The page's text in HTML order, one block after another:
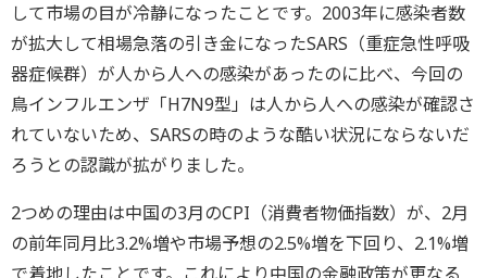
して市場の目が冷静になったことです。2003年に感染者数
が拡大して相場急落の引き金になったSARS（重症急性呼吸
器症候群）が人から人への感染があったのに比べ、今回の
鳥インフルエンザ「H7N9型」は人から人への感染が確認さ
れていないため、SARSの時のような酷い状況にならないだ
ろうとの認識が拡がりました。
2つめの理由は中国の3月のCPI（消費者物価指数）が、2月
の前年同月比3.2%増や市場予想の2.5%増を下回り、2.1%増